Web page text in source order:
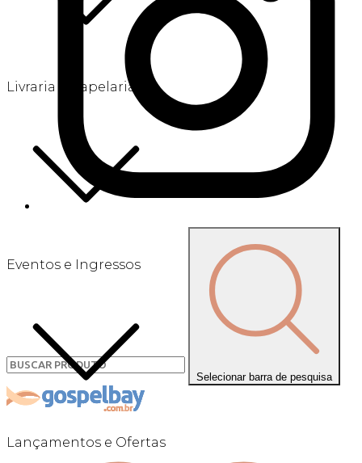
Livraria e Papelaria
Eventos e Ingressos
Lançamentos e Ofertas
Selecionar barra de pesquisa